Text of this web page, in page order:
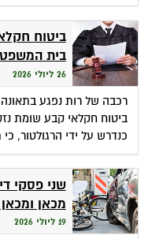
ביטוח
בית
26 ליולי 2026
רכבה של רות נפגע
ביטוח חקלאי קבע שומת
כנדרש על ידי הרגולטור,
שני פסקי
מכאן ומכאן
19 ליולי 2026